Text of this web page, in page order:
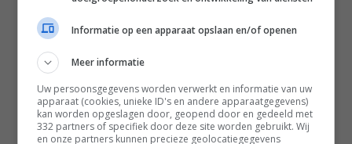
Home
Word gratis lid
Recepten
Leefstijl
Reizen
Informatie op een apparaat opslaan en/of openen
Meer informatie
Uw persoonsgegevens worden verwerkt en informatie van uw
apparaat (cookies, unieke ID's en andere apparaatgegevens)
kan worden opgeslagen door, geopend door en gedeeld met
332 partners of specifiek door deze site worden gebruikt. Wij
en onze partners kunnen precieze geolocatiegegevens